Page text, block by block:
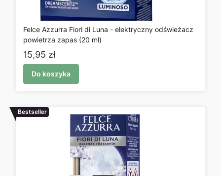
Felce Azzurra Fiori di Luna - elektryczny odświeżacz
powietrza zapas (20 ml)
Cena
15,95 zł
Do koszyka
Bestseller